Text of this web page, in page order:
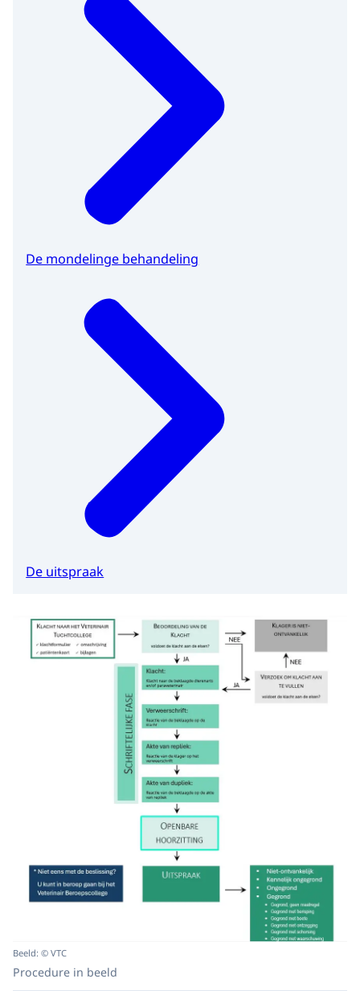
De mondelinge behandeling
De uitspraak
Beeld: © VTC
Procedure in beeld